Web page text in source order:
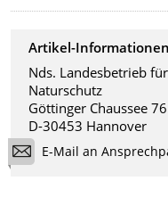
Artikel-Informationen
Nds. Landesbetrieb
Naturschutz
Göttinger Chaussee
D-30453 Hannover
E-Mail an